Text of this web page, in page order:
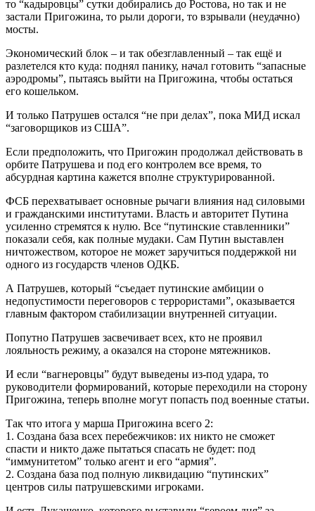
то “кадыровцы” сутки добирались до Ростова, но так и не
застали Пригожина, то рыли дороги, то взрывали (неудачно)
мосты.
Экономический блок – и так обезглавленный – так ещё и
разлетелся кто куда: поднял панику, начал готовить “запасные
аэродромы”, пытаясь выйти на Пригожина, чтобы остаться
его кошельком.
И только Патрушев остался “не при делах”, пока МИД искал
“заговорщиков из США”.
Если предположить, что Пригожин продолжал действовать в
орбите Патрушева и под его контролем все время, то
абсурдная картина кажется вполне структурированной.
ФСБ перехватывает основные рычаги влияния над силовыми
и гражданскими институтами. Власть и авторитет Путина
усиленно стремятся к нулю. Все “путинские ставленники”
показали себя, как полные мудаки. Сам Путин выставлен
ничтожеством, которое не может заручиться поддержкой ни
одного из государств членов ОДКБ.
А Патрушев, который “съедает путинские амбиции о
недопустимости переговоров с террористами”, оказывается
главным фактором стабилизации внутренней ситуации.
Попутно Патрушев засвечивает всех, кто не проявил
лояльность режиму, а оказался на стороне мятежников.
И если “вагнеровцы” будут выведены из-под удара, то
руководители формирований, которые переходили на сторону
Пригожина, теперь вполне могут попасть под военные статьи.
Так что итога у марша Пригожина всего 2:
1. Создана база всех перебежчиков: их никто не сможет
спасти и никто даже пытаться спасать не будет: под
“иммунитетом” только агент и его “армия”.
2. Создана база под полную ликвидацию “путинских”
центров силы патрушевскими игроками.